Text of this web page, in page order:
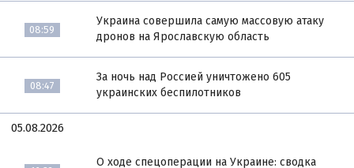
08:59
Украина совершила самую массовую атаку
дронов на Ярославскую область
08:47
За ночь над Россией уничтожено 605
украинских беспилотников
05.08.2026
О ходе спецоперации на Украине: сводка